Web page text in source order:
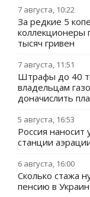
7 августа, 10:22
За редкие 5
коллекционеры
тысяч гривен
7 августа, 11:51
Штрафы до 40
владельцам
доначислить
5 августа, 16:53
Россия
станции
6 августа, 16:00
Сколько стажа
пенсию в